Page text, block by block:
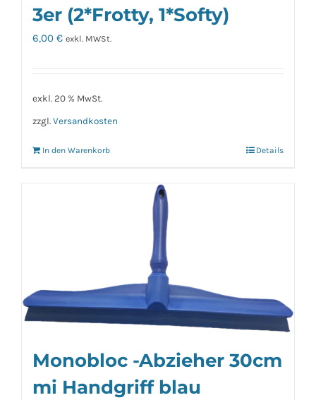
3er (2*Frotty, 1*Softy)
6,00 € exkl. MWSt.
exkl. 20 % MwSt.
zzgl. Versandkosten
In den Warenkorb Details
Monobloc -Abzieher 30cm
mi Handgriff blau